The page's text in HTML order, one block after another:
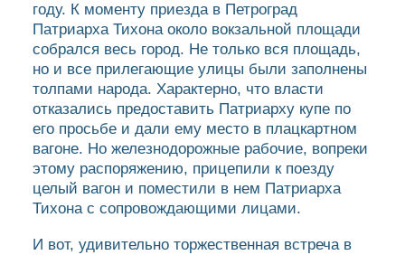
году. К моменту приезда в Петроград
Патриарха Тихона около вокзальной площади
собрался весь город. Не только вся площадь,
но и все прилегающие улицы были заполнены
толпами народа. Характерно, что власти
отказались предоставить Патриарху купе по
его просьбе и дали ему место в плацкартном
вагоне. Но железнодорожные рабочие, вопреки
этому распоряжению, прицепили к поезду
целый вагон и поместили в нем Патриарха
Тихона с сопровождающими лицами.
И вот, удивительно торжественная встреча в